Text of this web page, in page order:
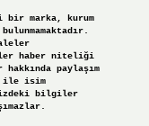
marka, kurum
haber niteliği
paylaşım
ile isim
bilgiler